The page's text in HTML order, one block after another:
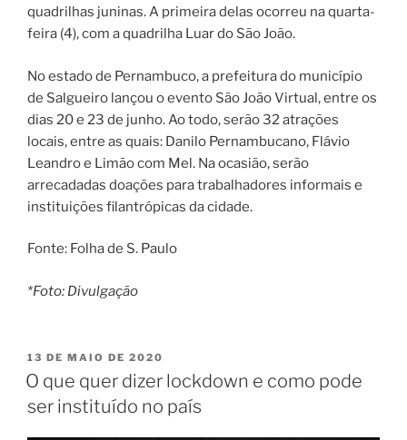
quadrilhas juninas. A primeira delas ocorreu na quarta-
feira (4), com a quadrilha Luar do São João.
No estado de Pernambuco, a prefeitura do município
de Salgueiro lançou o evento São João Virtual, entre os
dias 20 e 23 de junho. Ao todo, serão 32 atrações
locais, entre as quais: Danilo Pernambucano, Flávio
Leandro e Limão com Mel. Na ocasião, serão
arrecadadas doações para trabalhadores informais e
instituições filantrópicas da cidade.
Fonte: Folha de S. Paulo
*Foto: Divulgação
PUBLICADO
EM
13 DE MAIO DE 2020
O que quer dizer lockdown e como pode
ser instituído no país